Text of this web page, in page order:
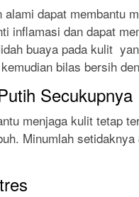
alami dapat membantu
inflamasi dan dapat
buaya pada kulit
bilas bersih
Secukupnya
menjaga kulit tetap
Minumlah